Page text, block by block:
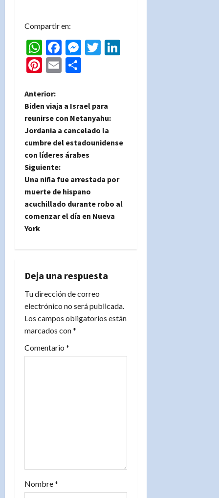
Compartir en:
WhatsApp
Facebook
Messenger
Twitter
Pinterest
Email
N
a
v
e
g
a
c
n
d
e
e
a
s
Anterior:
Biden viaja a Israel para
reunirse con Netanyahu:
Jordania a cancelado la
cumbre del estadounidense
con líderes árabes
Siguiente:
Una niña fue arrestada por
muerte de hispano
acuchillado durante robo al
comenzar el día en Nueva
York
Deja una respuesta
Tu dirección de correo
electrónico no será publicada.
Los campos obligatorios están
marcados con*
Comentario *
Nombre*